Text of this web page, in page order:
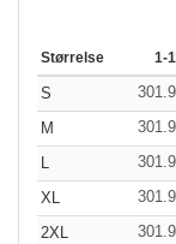
Størrelse 1-
S
M
L
XL
2XL